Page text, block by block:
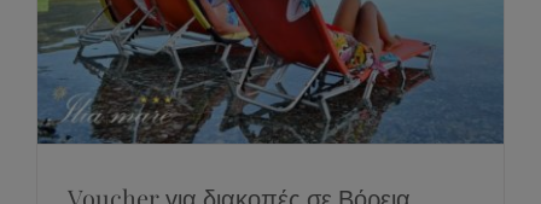
Voucher για διακοπές σε Βόρεια Εύβοια
και Σάμο €150 έως €300 για όλους
News Social